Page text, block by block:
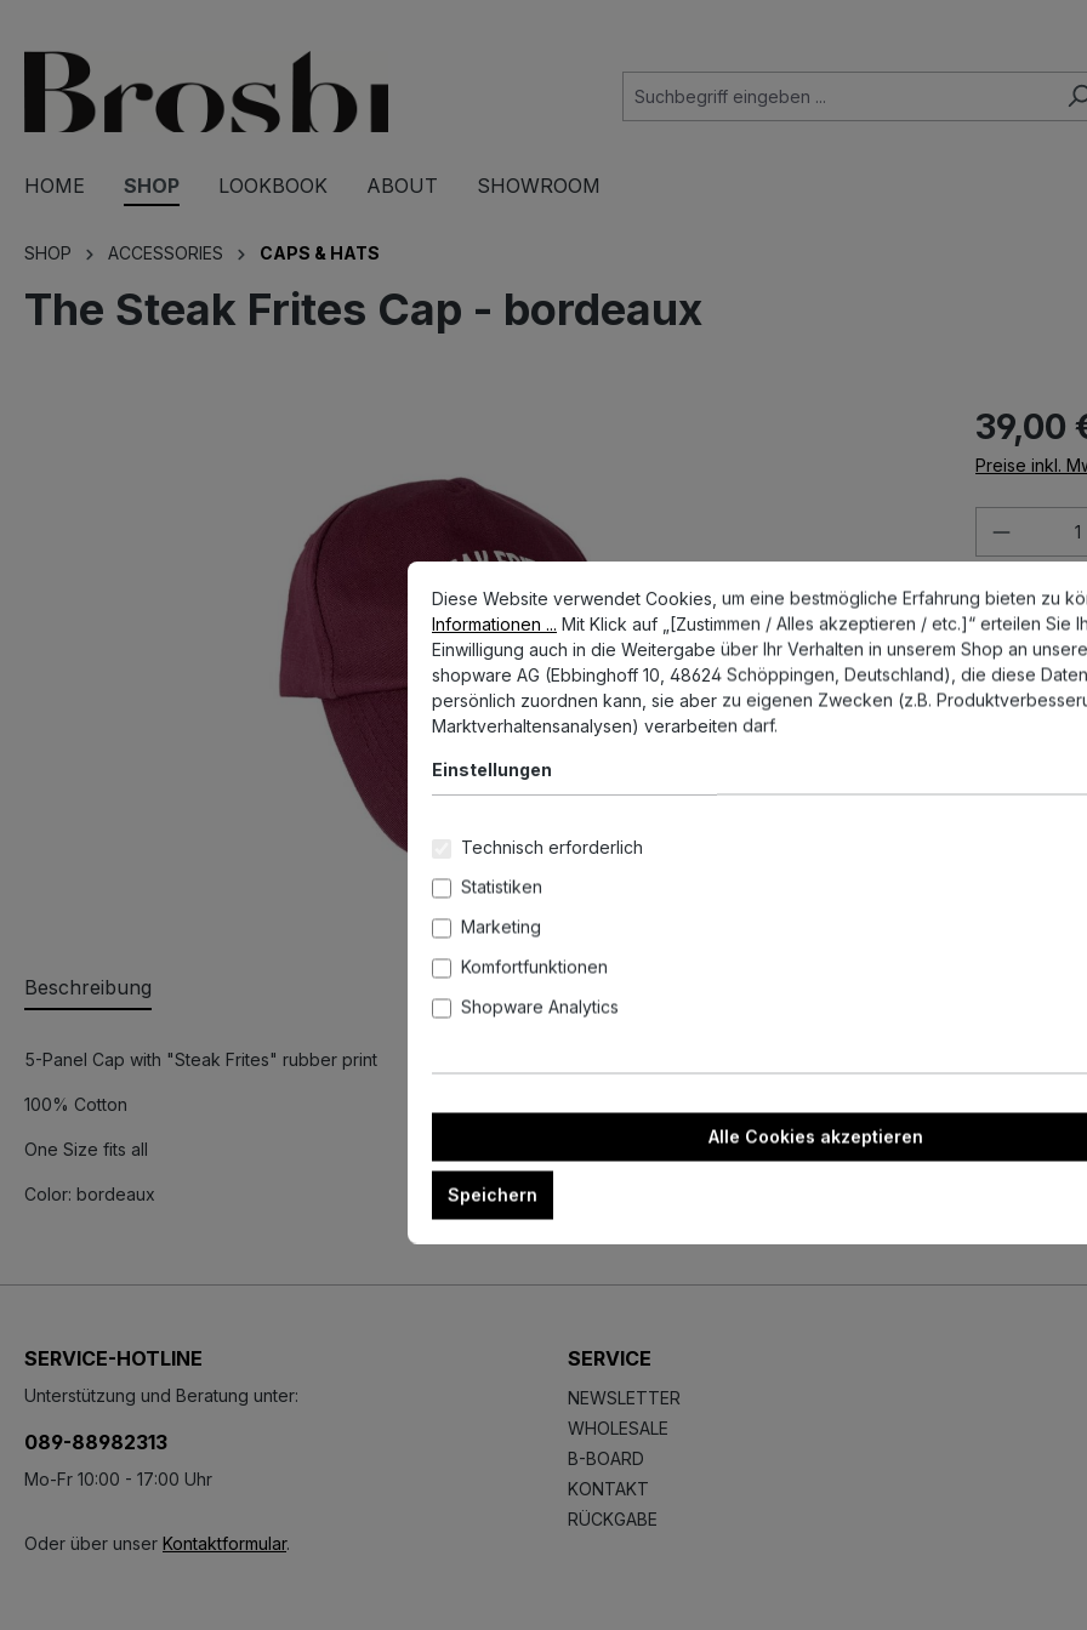
HOME SHOP LOOKBOOK ABOUT SHOWROOM
SHOP ACCESSORIES CAPS & HATS
The Steak Frites Cap - bordeaux
39,00
Preise inkl.
Beschreibung
5-Panel Cap with "Steak Frites" rubber print
100% Cotton
One Size fits all
Color: bordeaux
SERVICE-HOTLINE
Unterstützung und Beratung unter:
089-88982313
Mo-Fr 10:00 - 17:00 Uhr
Oder über unser Kontaktformular.
SERVICE
NEWSLETTER
WHOLESALE
B-BOARD
KONTAKT
RÜCKGABE
Cookie-Voreinstellungen
Diese Website verwendet Cookies, um eine bestmögliche Erfahrung bieten zu
Diese Website verwendet Cookies, um eine bestmögliche Erfahrung bieten zu
Informationen ... Mit Klick auf „[Zustimmen / Alles akzeptieren / etc.]“ erteilen Sie
Einwilligung auch in die Weitergabe über Ihr Verhalten in unserem Shop an
shopware AG (Ebbinghoff 10, 48624 Schöppingen, Deutschland), die diese
persönlich zuordnen kann, sie aber zu eigenen Zwecken (z.B.
Marktverhaltensanalysen) verarbeiten darf.
Einstellungen
Technisch erforderlich
Statistiken
Marketing
Komfortfunktionen
Shopware Analytics
Alle Cookies akzeptieren
Speichern